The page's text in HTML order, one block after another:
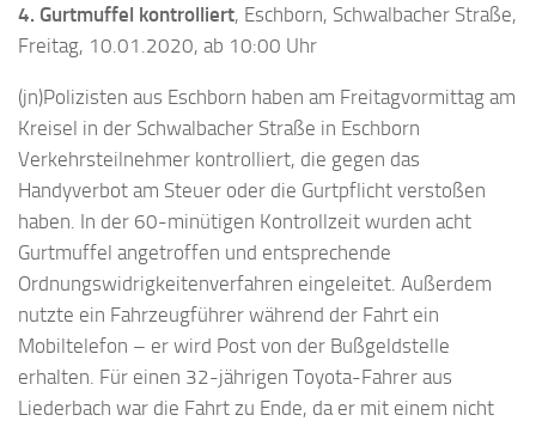
4. Gurtmuffel kontrolliert, Eschborn, Schwalbacher Straße,
Freitag, 10.01.2020, ab 10:00 Uhr
(jn)Polizisten aus Eschborn haben am Freitagvormittag am
Kreisel in der Schwalbacher Straße in Eschborn
Verkehrsteilnehmer kontrolliert, die gegen das
Handyverbot am Steuer oder die Gurtpflicht verstoßen
haben. In der 60-minütigen Kontrollzeit wurden acht
Gurtmuffel angetroffen und entsprechende
Ordnungswidrigkeitenverfahren eingeleitet. Außerdem
nutzte ein Fahrzeugführer während der Fahrt ein
Mobiltelefon – er wird Post von der Bußgeldstelle
erhalten. Für einen 32-jährigen Toyota-Fahrer aus
Liederbach war die Fahrt zu Ende, da er mit einem nicht